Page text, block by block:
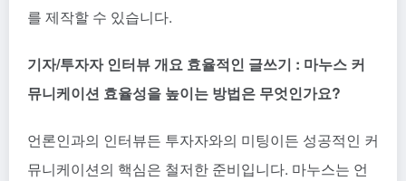
를 제작할 수 있습니다.
기자/투자자 인터뷰 개요 효율적인 글쓰기 : 마누스 커
뮤니케이션 효율성을 높이는 방법은 무엇인가요?
언론인과의 인터뷰든 투자자와의 미팅이든 성공적인 커
뮤니케이션의 핵심은 철저한 준비입니다. 마누스는 언